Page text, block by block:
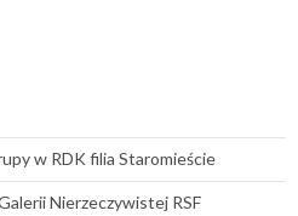
w RDK filia Staromieście
Nierzeczywistej RSF